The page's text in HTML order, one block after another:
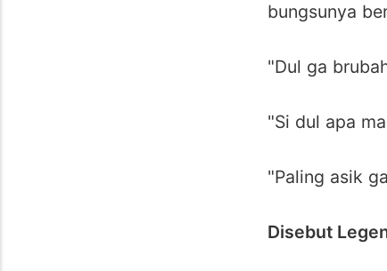
bungsunya
"Dul ga
"Si dul apa
"Paling asik
Disebut